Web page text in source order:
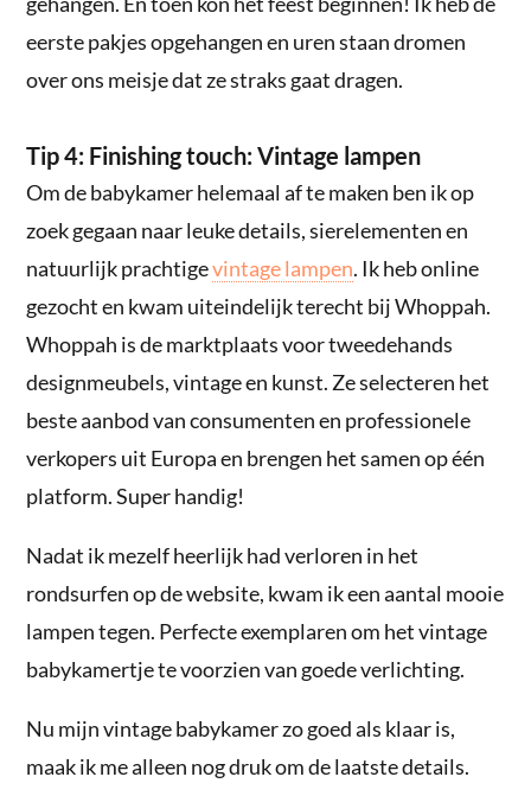
eerste pakjes opgehangen en uren staan dromen
over ons meisje dat ze straks gaat dragen.
Tip 4: Finishing touch: Vintage lampen
Om de babykamer helemaal af te maken ben ik op
zoek gegaan naar leuke details, sierelementen en
natuurlijk prachtigevintage lampen. Ik heb online
gezocht en kwam uiteindelijk terecht bij Whoppah.
Whoppah is de marktplaats voor tweedehands
designmeubels, vintage en kunst. Ze selecteren het
beste aanbod van consumenten en professionele
verkopers uit Europa en brengen het samen op één
platform. Super handig!
Nadat ik mezelf heerlijk had verloren in het
rondsurfen op de website, kwam ik een aantal mooie
lampen tegen. Perfecte exemplaren om het vintage
babykamertje te voorzien van goede verlichting.
Nu mijn vintage babykamer zo goed als klaar is,
maak ik me alleen nog druk om de laatste details.